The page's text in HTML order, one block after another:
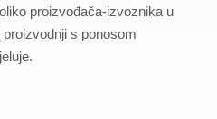
proizvođača-izvoznika u
proizvodnji s ponosom